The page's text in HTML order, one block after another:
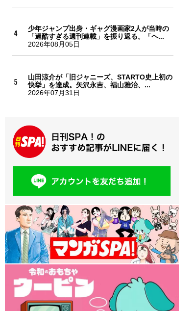
少年ジャンプ出身・ギャグ漫画家2人が当時の
「過酷すぎる週刊連載」を振り返る。「ヘ...
2026年08月05日
山田涼介が「旧ジャニーズ、STARTO史上初の
快挙」を達成。矢沢永吉、福山雅治、...
2026年07月31日